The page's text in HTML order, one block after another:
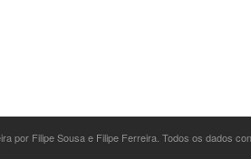
por Filipe Sousa e Filipe Ferreira. Todos os dados